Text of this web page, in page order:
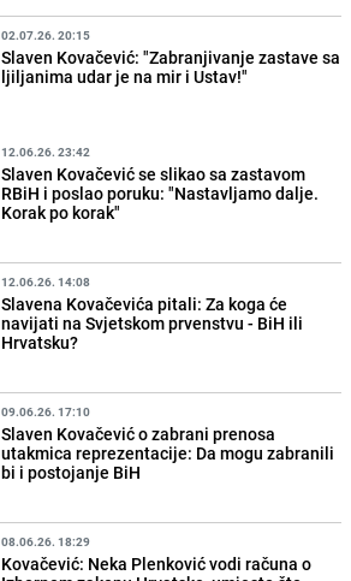
02.07.26. 20:15
Slaven Kovačević: "Zabranjivanje zastave sa
ljiljanima udar je na mir i Ustav!"
12.06.26. 23:42
Slaven Kovačević se slikao sa zastavom
RBiH i poslao poruku: "Nastavljamo dalje.
Korak po korak"
12.06.26. 14:08
Slavena Kovačevića pitali: Za koga će
navijati na Svjetskom prvenstvu - BiH ili
Hrvatsku?
09.06.26. 17:10
Slaven Kovačević o zabrani prenosa
utakmica reprezentacije: Da mogu zabranili
bi i postojanje BiH
08.06.26. 18:29
Kovačević: Neka Plenković vodi računa o